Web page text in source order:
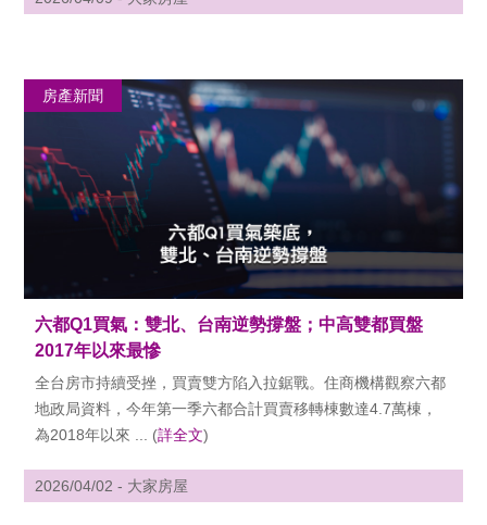
房產新聞
六都Q1買氣：雙北、台南逆勢撐盤；中高雙都買盤
2017年以來最慘
全台房市持續受挫，買賣雙方陷入拉鋸戰。住商機構觀察六都
地政局資料，今年第一季六都合計買賣移轉棟數達4.7萬棟，
為2018年以來 ... (詳全文)
2026/04/02 - 大家房屋